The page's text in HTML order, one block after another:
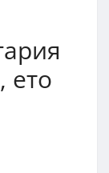
ето